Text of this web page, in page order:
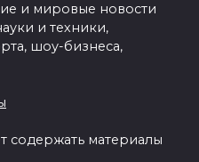
и мировые новости
и техники,
шоу-бизнеса,
содержать материалы